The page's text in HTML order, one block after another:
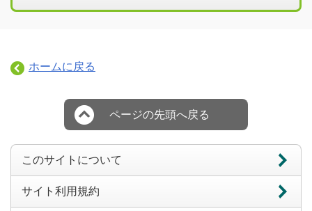
ホームに戻る
ページの先頭へ戻る
このサイトについて
サイト利用規約